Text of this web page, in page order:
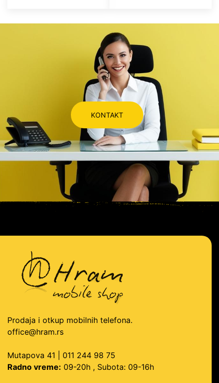
KONTAKT
Prodaja i otkup mobilnih telefona.
office@hram.rs
Mutapova 41 | 011 244 98 75
Radno vreme: 09-20h , Subota: 09-16h